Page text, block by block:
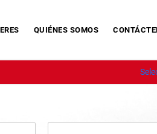
QUIÉNES SOMOS